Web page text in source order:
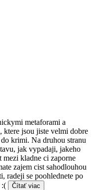
metaforami a
ktere jsou jiste velmi dobre
krimi. Na druhou stranu
jak vypadaji, jakeho
mezi kladne ci zaporne
zajem cist sahodlouhou
radeji se poohlednete po
:(
Čítať viac